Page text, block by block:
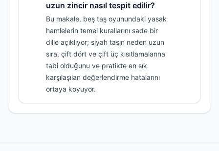
uzun zincir nasıl tespit edilir?
Bu makale, beş taş oyunundaki yasak
hamlelerin temel kurallarını sade bir
dille açıklıyor; siyah taşın neden uzun
sıra, çift dört ve çift üç kısıtlamalarına
tabi olduğunu ve pratikte en sık
karşılaşılan değerlendirme hatalarını
ortaya koyuyor.